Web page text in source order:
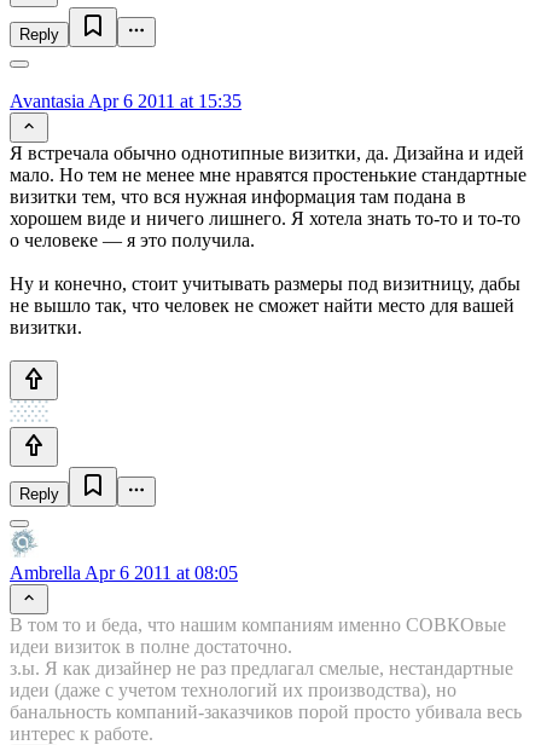
Reply
Avantasia Apr 6 2011 at 15:35
Я встречала обычно однотипные визитки, да. Дизайна и идей
мало. Но тем не менее мне нравятся простенькие стандартные
визитки тем, что вся нужная информация там подана в
хорошем виде и ничего лишнего. Я хотела знать то-то и то-то
о человеке — я это получила.
Ну и конечно, стоит учитывать размеры под визитницу, дабы
не вышло так, что человек не сможет найти место для вашей
визитки.
Reply
Ambrella Apr 6 2011 at 08:05
В том то и беда, что нашим компаниям именно СОВКОвые
идеи визиток в полне достаточно.
з.ы. Я как дизайнер не раз предлагал смелые, нестандартные
идеи (даже с учетом технологий их производства), но
банальность компаний-заказчиков порой просто убивала весь
интерес к работе.